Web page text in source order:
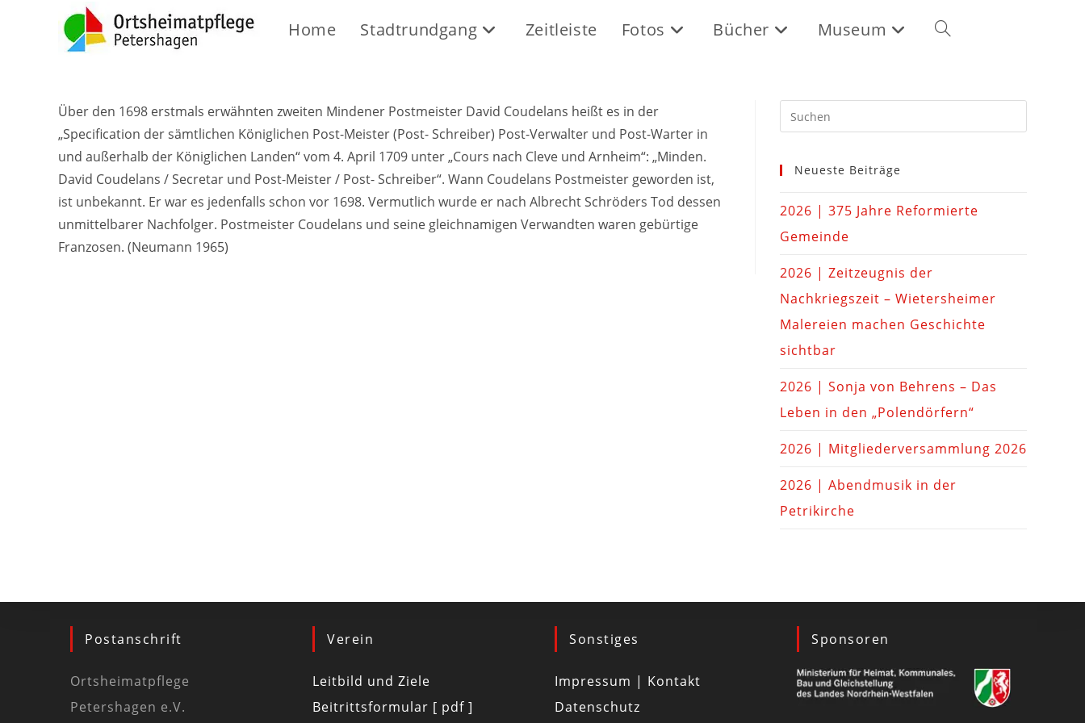
Home Stadtrundgang Zeitleiste Fotos Bücher Museum
Über den 1698 erstmals erwähnten zweiten Mindener Postmeister David Coudelans heißt es in der
„Specification der sämtlichen Königlichen Post-Meister (Post- Schreiber) Post-Verwalter und Post-Warter in
und außerhalb der Königlichen Landen“ vom 4. April 1709 unter „Cours nach Cleve und Arnheim“: „Minden.
David Coudelans / Secretar und Post-Meister / Post- Schreiber“. Wann Coudelans Postmeister geworden ist,
ist unbekannt. Er war es jedenfalls schon vor 1698. Vermutlich wurde er nach Albrecht Schröders Tod dessen
unmittelbarer Nachfolger. Postmeister Coudelans und seine gleichnamigen Verwandten waren gebürtige
Franzosen. (Neumann 1965)
Neueste Beiträge
2026 | 375 Jahre Reformierte
Gemeinde
2026 | Zeitzeugnis der
Nachkriegszeit – Wietersheimer
Malereien machen Geschichte
sichtbar
2026 | Sonja von Behrens – Das
Leben in den „Polendörfern“
2026 | Mitgliederversammlung 2026
2026 | Abendmusik in der
Petrikirche
Postanschrift
Ortsheimatpflege
Petershagen e.V.
Verein
Leitbild und Ziele
Beitrittsformular [ pdf ]
Sonstiges
Impressum | Kontakt
Datenschutz
Sponsoren